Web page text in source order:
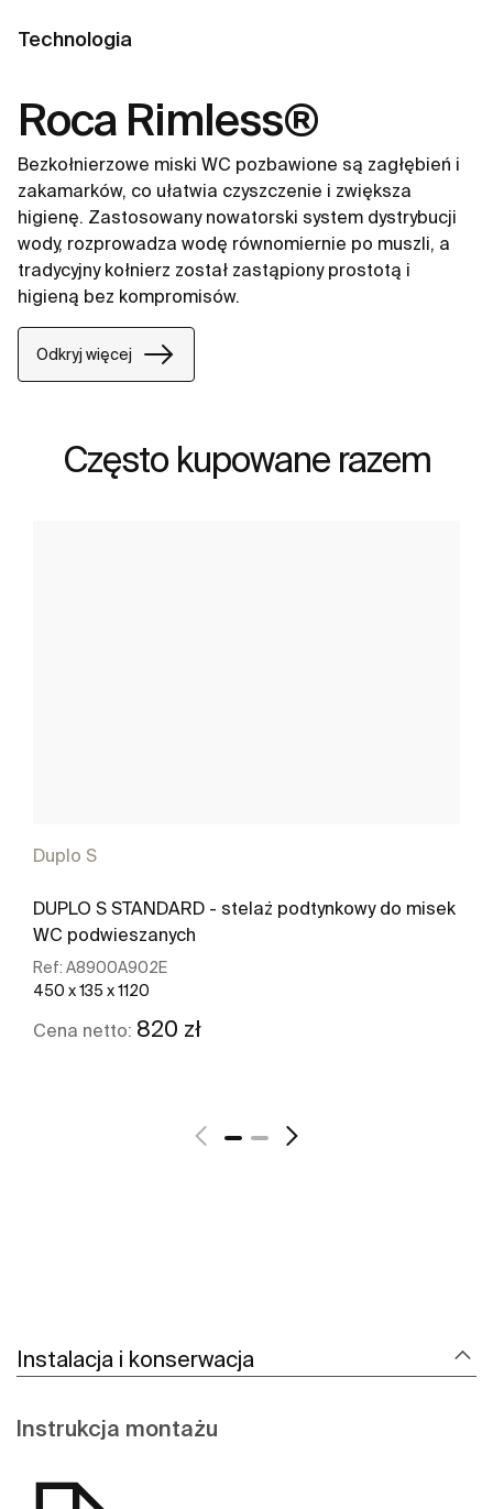
Technologia
Roca Rimless®
Bezkołnierzowe miski WC pozbawione są zagłębień i
zakamarków, co ułatwia czyszczenie i zwiększa
higienę. Zastosowany nowatorski system dystrybucji
wody, rozprowadza wodę równomiernie po muszli, a
tradycyjny kołnierz został zastąpiony prostotą i
higieną bez kompromisów.
Odkryj więcej
Często kupowane razem
Duplo S
DUPLO S STANDARD - stelaż podtynkowy do misek
WC podwieszanych
Ref: A8900A902E
450 x 135 x 1120
Cena netto: 820 zł
Instalacja i konserwacja
Instrukcja montażu